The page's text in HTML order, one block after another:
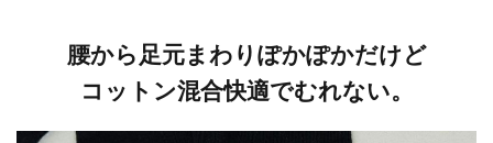
腰から足元まわりぽかぽかだけど
コットン混合快適でむれない。